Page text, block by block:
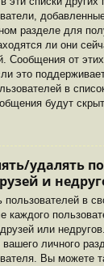
разделе для
ли они
Сообщения от
это
в
будут
удалять
и
в
каждого
или
личного
Вы можете